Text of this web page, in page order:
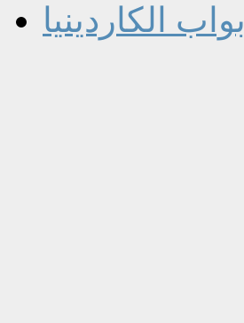
ابواب الكاردينيا